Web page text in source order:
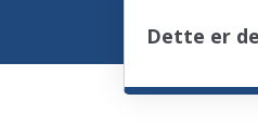
Dette er